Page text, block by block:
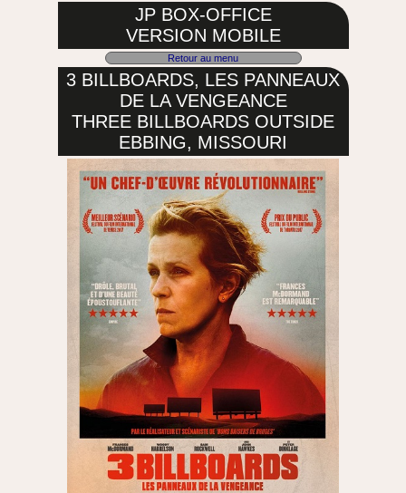
JP BOX-OFFICE
VERSION MOBILE
Retour au menu
3 BILLBOARDS, LES PANNEAUX
DE LA VENGEANCE
THREE BILLBOARDS OUTSIDE
EBBING, MISSOURI